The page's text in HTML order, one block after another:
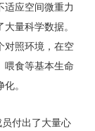
适应空间微重力
量科学数据。
对照环境，在空
喂食等基本生命
。
付出了大量心